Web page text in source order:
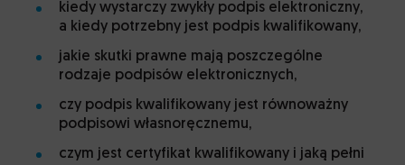
SzuKIO.pl
kiedy wystarczy zwykły podpis elektroniczny,
a kiedy potrzebny jest podpis kwalifikowany,
jakie skutki prawne mają poszczególne
rodzaje podpisów elektronicznych,
czy podpis kwalifikowany jest równoważny
podpisowi własnoręcznemu,
czym jest certyfikat kwalifikowany i jaką pełni